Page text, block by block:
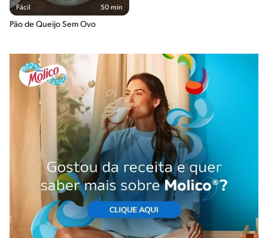
Fácil 50 min
Pão de Queijo Sem Ovo